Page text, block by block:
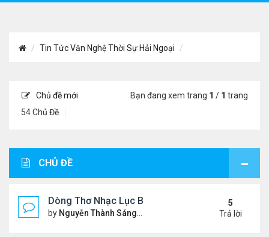
Tin Tức Văn Nghệ Thời Sự Hải Ngoại
Chủ đề mới
54 Chủ Đề
Bạn đang xem trang 1 / 1 trang
CHỦ ĐỀ
Dòng Thơ Nhạc Lục Bát Trích Đoạn - Gõ Google:
by Nguyễn Thành Sáng Thứ 5 Tháng 7 23, 2026 8:01
5
Trả lời